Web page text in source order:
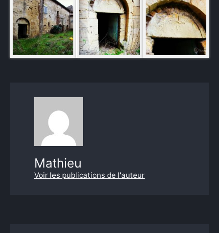
Mathieu
Voir les publications de l'auteur